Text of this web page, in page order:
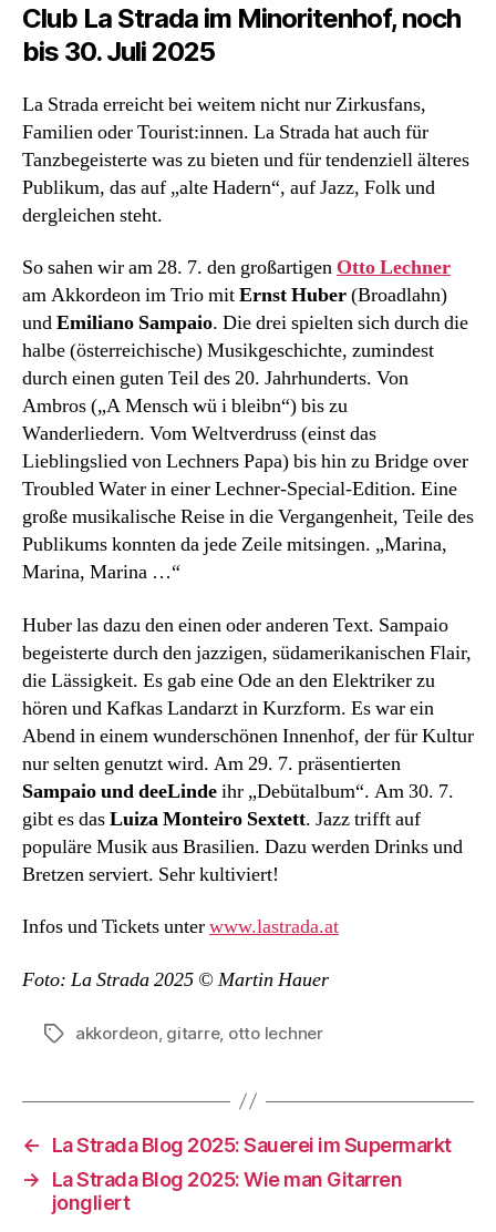
Club La Strada im Minoritenhof, noch
bis 30. Juli 2025
La Strada erreicht bei weitem nicht nur Zirkusfans,
Familien oder Tourist:innen. La Strada hat auch für
Tanzbegeisterte was zu bieten und für tendenziell älteres
Publikum, das auf „alte Hadern“, auf Jazz, Folk und
dergleichen steht.
So sahen wir am 28. 7. den großartigen Otto Lechner
am Akkordeon im Trio mitErnst Huber(Broadlahn)
undEmiliano Sampaio. Die drei spielten sich durch die
halbe (österreichische) Musikgeschichte, zumindest
durch einen guten Teil des 20. Jahrhunderts. Von
Ambros („A Mensch wü i bleibn“) bis zu
Wanderliedern. Vom Weltverdruss (einst das
Lieblingslied von Lechners Papa) bis hin zu Bridge over
Troubled Water in einer Lechner-Special-Edition. Eine
große musikalische Reise in die Vergangenheit, Teile des
Publikums konnten da jede Zeile mitsingen. „Marina,
Marina, Marina …“
Huber las dazu den einen oder anderen Text. Sampaio
begeisterte durch den jazzigen, südamerikanischen Flair,
die Lässigkeit. Es gab eine Ode an den Elektriker zu
hören und Kafkas Landarzt in Kurzform. Es war ein
Abend in einem wunderschönen Innenhof, der für Kultur
nur selten genutzt wird. Am 29. 7. präsentierten
Sampaio und deeLindeihr „Debütalbum“. Am 30. 7.
gibt es dasLuiza Monteiro Sextett. Jazz trifft auf
populäre Musik aus Brasilien. Dazu werden Drinks und
Bretzen serviert. Sehr kultiviert!
Infos und Tickets unterwww.lastrada.at
Foto: La Strada 2025 © Martin Hauer
Schlagwörter
akkordeon gitarre, otto lechner
←
La Strada Blog 2025: Sauerei im Supermarkt
→
La Strada Blog 2025: Wie man Gitarren
jongliert